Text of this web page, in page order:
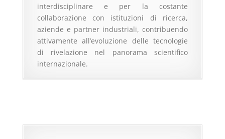
interdisciplinare e per la costante
collaborazione con istituzioni di ricerca,
aziende e partner industriali, contribuendo
attivamente all’evoluzione delle tecnologie
di rivelazione nel panorama scientifico
internazionale.